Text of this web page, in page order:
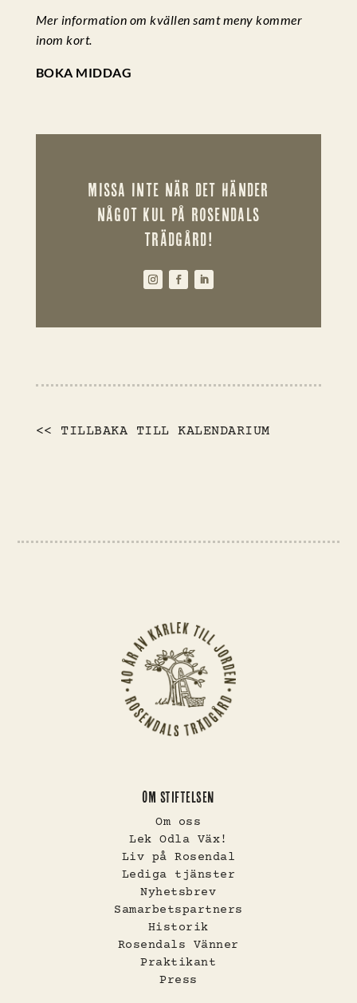
Mer information om kvällen samt meny kommer
inom kort.
BOKA MIDDAG
MISSA INTE NÄR DET HÄNDER
NÅGOT KUL PÅ ROSENDALS
TRÄDGÅRD!
<< TILLBAKA TILL KALENDARIUM
OM STIFTELSEN
Om oss
Lek Odla Väx!
Liv på Rosendal
Lediga tjänster
Nyhetsbrev
Samarbetspartners
Historik
Rosendals Vänner
Praktikant
Press